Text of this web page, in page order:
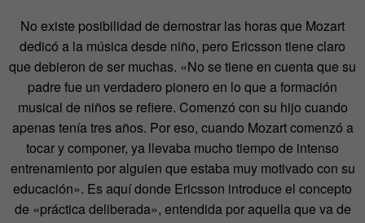
No existe posibilidad de demostrar las horas que Mozart
dedicó a la música desde niño, pero Ericsson tiene claro
que debieron de ser muchas. «No se tiene en cuenta que su
padre fue un verdadero pionero en lo que a formación
musical de niños se refiere. Comenzó con su hijo cuando
apenas tenía tres años. Por eso, cuando Mozart comenzó a
tocar y componer, ya llevaba mucho tiempo de intenso
entrenamiento por alguien que estaba muy motivado con su
educación». Es aquí donde Ericsson introduce el concepto
de «práctica deliberada», entendida por aquella que va de